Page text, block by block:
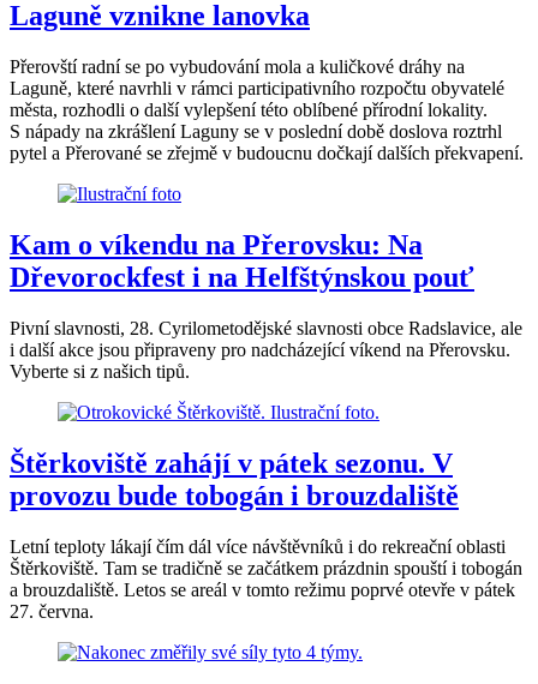
Laguně vznikne lanovka
Přerovští radní se po vybudování mola a kuličkové dráhy na
Laguně, které navrhli v rámci participativního rozpočtu obyvatelé
města, rozhodli o další vylepšení této oblíbené přírodní lokality.
S nápady na zkrášlení Laguny se v poslední době doslova roztrhl
pytel a Přerované se zřejmě v budoucnu dočkají dalších překvapení.
Kam o víkendu na Přerovsku: Na
Dřevorockfest i na Helfštýnskou pouť
Pivní slavnosti, 28. Cyrilometodějské slavnosti obce Radslavice, ale
i další akce jsou připraveny pro nadcházející víkend na Přerovsku.
Vyberte si z našich tipů.
Štěrkoviště zahájí v pátek sezonu. V
provozu bude tobogán i brouzdaliště
Letní teploty lákají čím dál více návštěvníků i do rekreační oblasti
Štěrkoviště. Tam se tradičně se začátkem prázdnin spouští i tobogán
a brouzdaliště. Letos se areál v tomto režimu poprvé otevře v pátek
27. června.